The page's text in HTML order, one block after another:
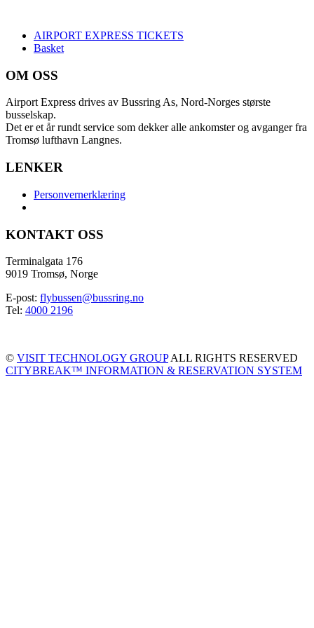
AIRPORT EXPRESS TICKETS
Basket
OM OSS
Airport Express drives av Bussring As, Nord-Norges største
busselskap.
Det er et år rundt service som dekker alle ankomster og avganger fra
Tromsø lufthavn Langnes.
LENKER
Personvernerklæring
KONTAKT OSS
Terminalgata 176
9019 Tromsø, Norge
E-post: flybussen@bussring.no
Tel: 4000 2196
© VISIT TECHNOLOGY GROUPALL RIGHTS RESERVED
CITYBREAK™ INFORMATION & RESERVATION SYSTEM